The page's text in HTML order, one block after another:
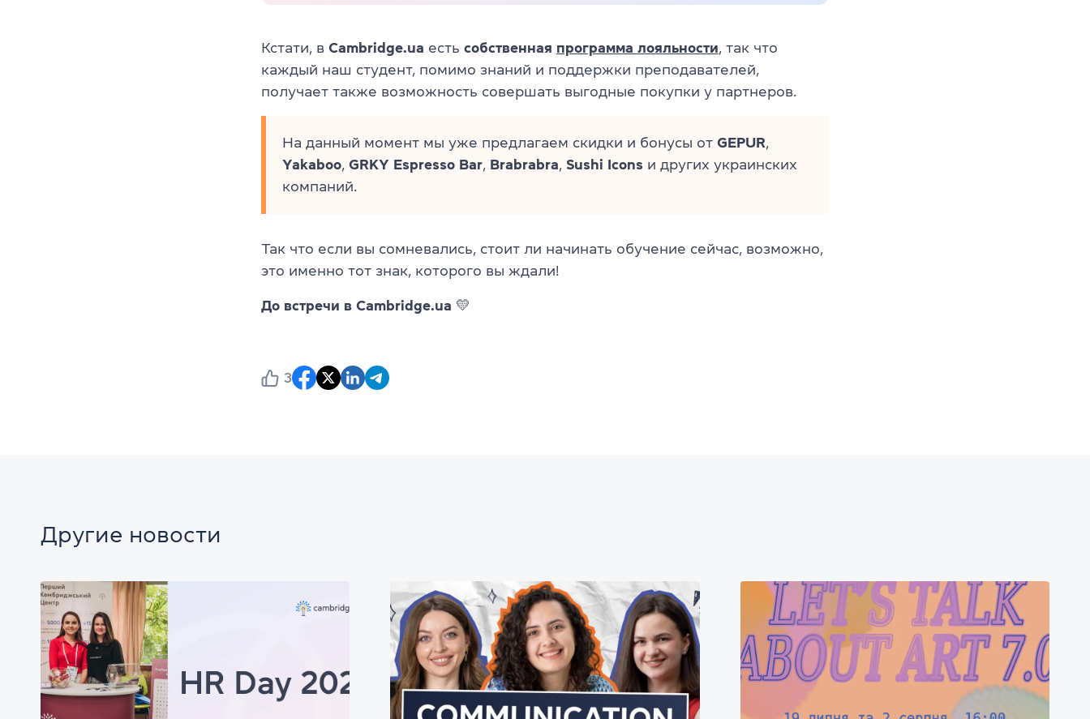
Кстати, в Cambridge.ua есть собственная программа лояльности, так что
каждый наш студент, помимо знаний и поддержки преподавателей,
получает также возможность совершать выгодные покупки у партнеров.
На данный момент мы уже предлагаем скидки и бонусы от GEPUR,
Yakaboo, GRKY Espresso Bar, Brabrabra, Sushi Icons и других украинских
компаний.
Так что если вы сомневались, стоит ли начинать обучение сейчас, возможно,
это именно тот знак, которого вы ждали!
До встречи в Cambridge.ua 💛
3
Другие новости